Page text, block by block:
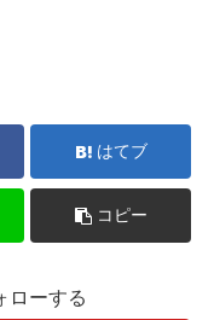
はてブ
コピー
ローする